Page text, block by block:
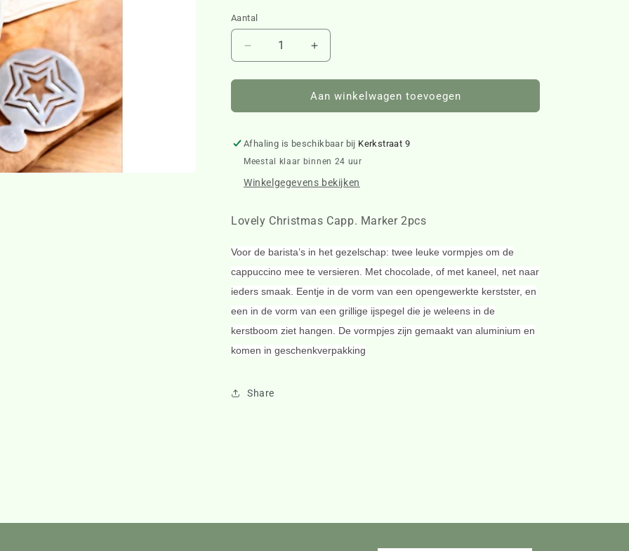
Aantal
Aantal
verlagen
voor
Christmas
Marker
2pcs
Aantal
verhogen
voor
Lovely
Christmas
Marker
2pcs
Aan winkelwagen toevoegen
Afhaling is beschikbaar bij Kerkstraat 9
Meestal klaar binnen 24 uur
Winkelgegevens bekijken
Lovely Christmas Capp. Marker 2pcs
Voor de barista’s in het gezelschap: twee leuke vormpjes om de
cappuccino mee te versieren. Met chocolade, of met kaneel, net naar
ieders smaak. Eentje in de vorm van een opengewerkte kerstster, en
een in de vorm van een grillige ijspegel die je weleens in de
kerstboom ziet hangen. De vormpjes zijn gemaakt van aluminium en
komen in geschenkverpakking
Share